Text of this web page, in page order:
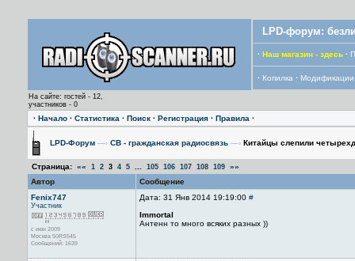
LPD-форум:
· Наш магазин - здесь ·
· Копилка · Модификации
На сайте: гостей - 12,
участников - 0
· Начало · Статистика · Поиск · Регистрация · Правила ·
LPD-Форум —› CB - гражданская радиосвязь —› Китайцы слепили
Страница: «« 1 2 3 4 5 105 106 107 108 109 »»
Автор
Сообщение
Fenix747
Участник
с июн 2009
Москва 50RS545
Сообщений: 1639
Дата: 31 Янв 2014 19:19:00 #
Immortal
Антенн то много всяких разных ))